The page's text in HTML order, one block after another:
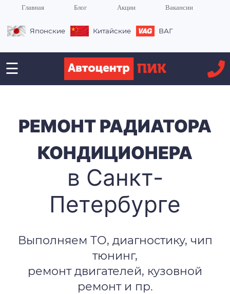
Главная Блог Акции Вакансии
Японские Китайские ВАГ
☰
РЕМОНТ РАДИАТОРА
КОНДИЦИОНЕРА
в Санкт-
Петербурге
Выполняем ТО, диагностику, чип
тюнинг,
ремонт двигателей, кузовной
ремонт и пр.